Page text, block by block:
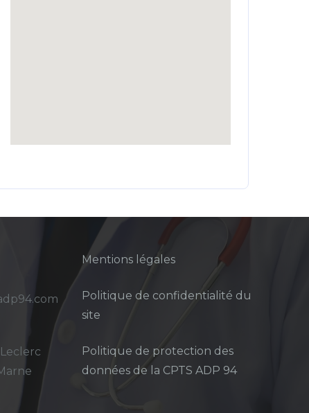
Mentions légales
Politique de confidentialité du
site
Politique de protection des
données de la CPTS ADP 94